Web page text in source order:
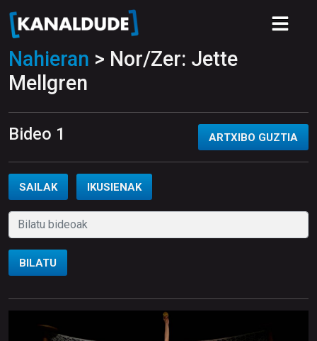
Nahieran > Nor/Zer: Jette
Mellgren
Bideo 1 ARTXIBO GUZTIA
SAILAK IKUSIENAK
BILATU